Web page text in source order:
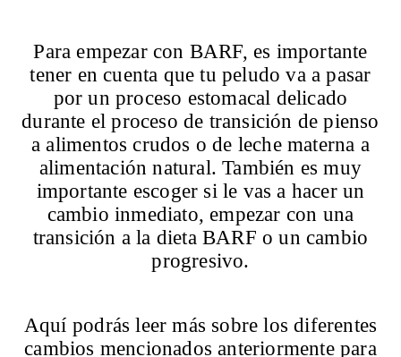
Para empezar con BARF, es importante
tener en cuenta que tu peludo va a pasar
por un proceso estomacal delicado
durante el proceso de transición de pienso
a alimentos crudos o de leche materna a
alimentación natural. También es muy
importante escoger si le vas a hacer un
cambio inmediato, empezar con una
transición a la dieta BARF o un cambio
progresivo.
Aquí podrás leer más sobre los diferentes
cambios mencionados anteriormente para